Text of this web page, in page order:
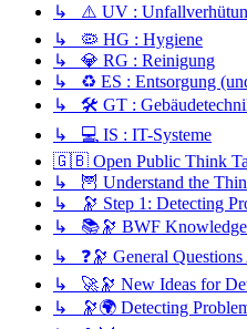
↳ ⚠️ UV :
↳ 🦠 HG : Hygiene
↳ 💎 RG : Reinigung
↳ ♻️ ES : Entsorgung
↳ 🛠️ GT :
↳ 💻 IS : IT-Systeme
🇬🇧 Open Public Think
↳ 🦉 Understand the
↳ 🔭 Step 1: Detecting
↳ 📚🔭 BWF Knowledge
↳ ❓🔭 General
↳ 🚀🔭 New Ideas for
↳ 🔭🌍 Detecting